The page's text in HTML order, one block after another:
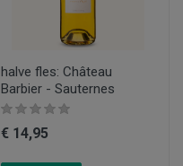
halve fles: Château
Barbier - Sauternes
€ 14,95